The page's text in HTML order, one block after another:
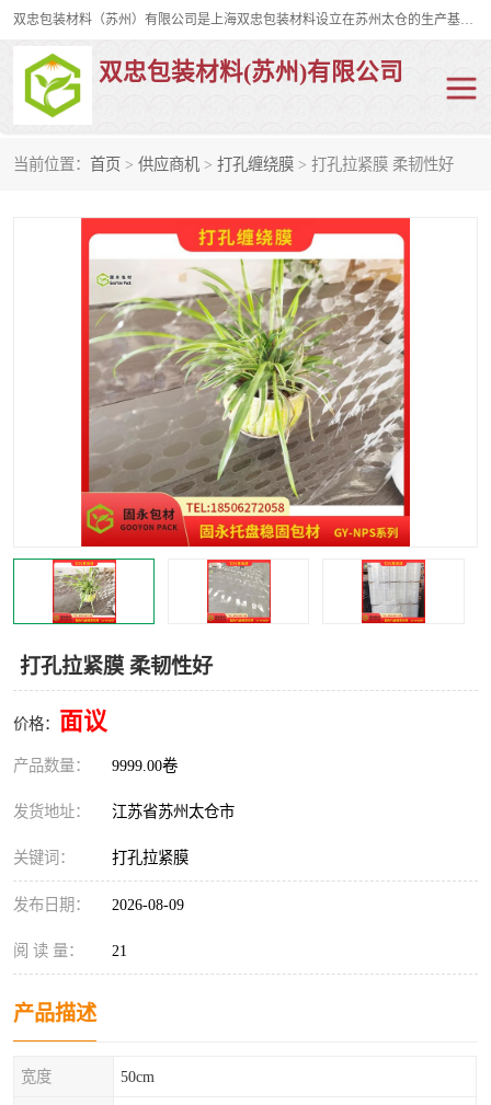
双忠包装材料（苏州）有限公司是上海双忠包装材料设立在苏州太仓的生产基地，占地约2万平米，产品主要有打孔缠绕膜，拉伸蜂窝纸，集装箱充气袋，滑托板，打包带，裹包网兜，防滑纸等箱体和托盘的运输和保护性包材。固永包材®，GooYon Pack®，是我们保护性包装材料的专属品牌。
双忠包装材料(苏州)有限公司
当前位置： 首页 > 供应商机 > 打孔缠绕膜 > 打孔拉紧膜 柔韧性好
打孔拉紧膜 柔韧性好
价格： 面议
产品数量： 9999.00卷
发货地址： 江苏省苏州太仓市
关键词： 打孔拉紧膜
发布日期： 2026-08-09
阅 读 量： 21
产品描述
宽度 50cm
裹包网兜 纤维打包带
充气袋
缠绕膜
托盘裹包网兜
托盘捆绑带